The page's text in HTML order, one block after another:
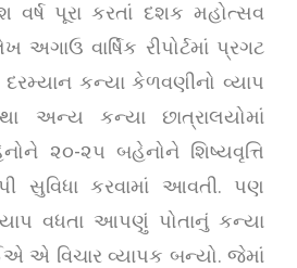
પૂરા કરતાં દશક મહોત્સવ
વાર્ષિક રીપોર્ટમાં પ્રગટ
કન્યા કેળવણીનો વ્યાપ
અન્ય કન્યા છાત્રાલયોમાં
૨૦-૨૫ બહેનોને શિષ્યવૃત્તિ
સુવિધા કરવામાં આવતી. પણ
વધતા આપણું પોતાનું કન્યા
એ વિચાર વ્યાપક બન્યો. જેમાં